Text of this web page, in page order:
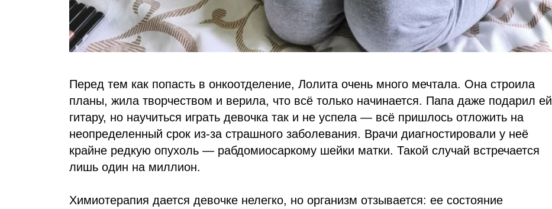
Перед тем как попасть в онкоотделение, Лолита очень много мечтала. Она строила
планы, жила творчеством и верила, что всё только начинается. Папа даже подарил ей
гитару, но научиться играть девочка так и не успела — всё пришлось отложить на
неопределенный срок из-за страшного заболевания. Врачи диагностировали у неё
крайне редкую опухоль — рабдомиосаркому шейки матки. Такой случай встречается
лишь один на миллион.
Химиотерапия дается девочке нелегко, но организм отзывается: ее состояние